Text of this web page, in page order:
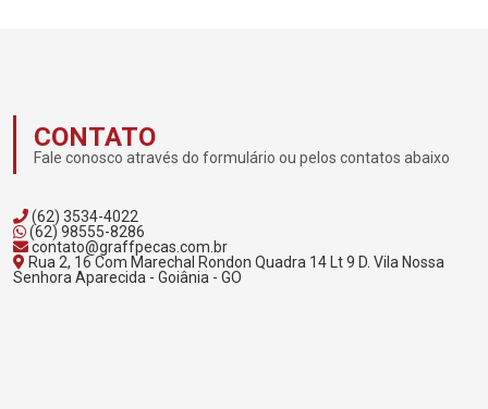
CONTATO
Fale conosco através do formulário ou pelos contatos abaixo
(62) 3534-4022
(62) 98555-8286
contato@graffpecas.com.br
Rua 2, 16 Com Marechal Rondon Quadra 14 Lt 9 D. Vila Nossa
Senhora Aparecida - Goiânia - GO